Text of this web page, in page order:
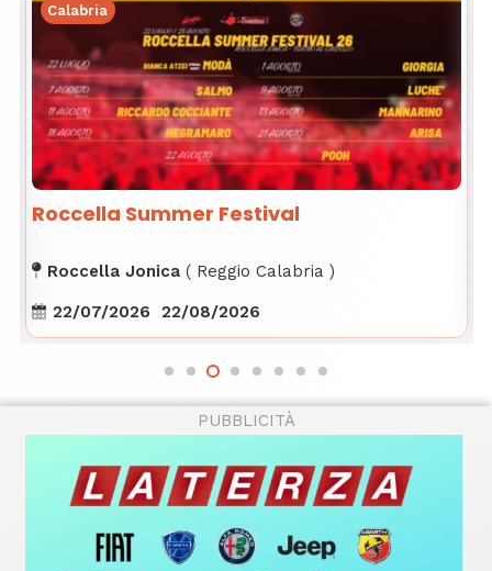
Calabria
Roccella Summer Festival
Roccella Jonica ( Reggio Calabria )
22/07/2026 22/08/2026
PUBBLICITÀ